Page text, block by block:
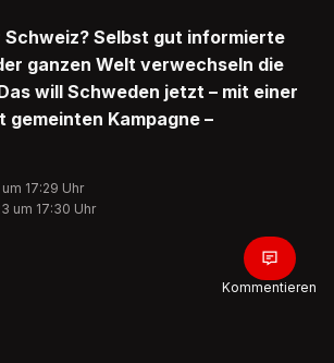
Schweiz? Selbst gut informierte
ganzen Welt verwechseln die
will Schweden jetzt – mit einer
gemeinten Kampagne –
17:29 Uhr
um 17:30 Uhr
Kommentieren